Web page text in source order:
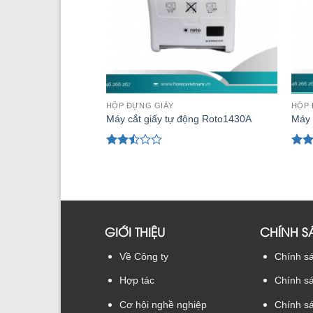
HỘP ĐỰNG GIẤY
Máy cắt giấy tự động Roto1430A
5 sao
HỘP
Máy
5
GIỚI THIỆU
Về Công ty
Hợp tác
Cơ hội nghề nghiệp
CHÍNH
Chính
Chính
Chính